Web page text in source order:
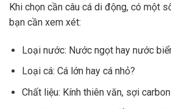
Khi chọn cần câu cá di động, có một
bạn cần xem xét:
Loại nước: Nước ngọt hay nước
Loại cá: Cá lớn hay cá nhỏ?
Chất liệu: Kính thiên văn, sợi